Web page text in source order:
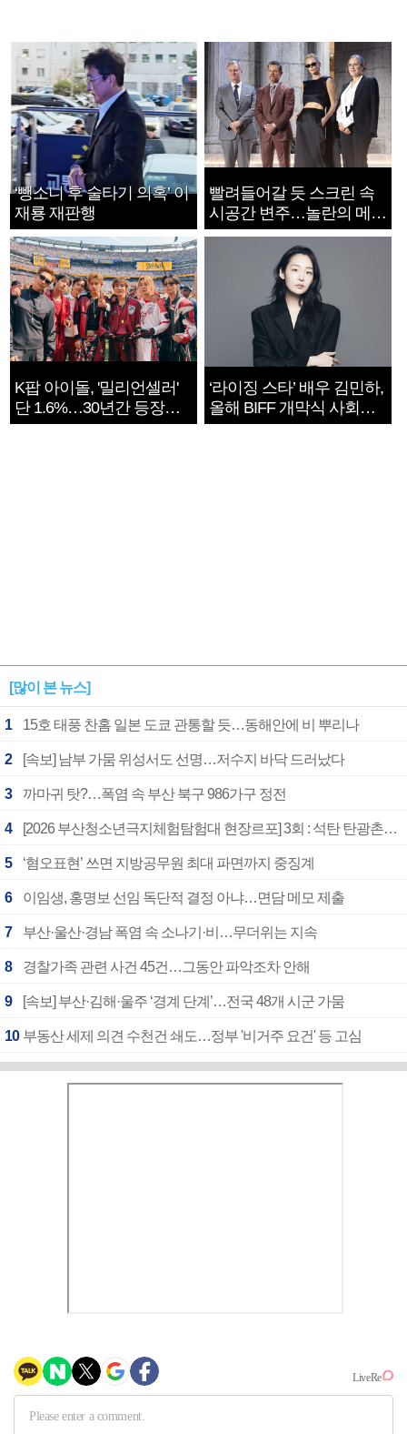
‘뺑소니 후 술타기 의혹’ 이
재룡 재판행
빨려들어갈 듯 스크린 속
시공간 변주…놀란의 메시
지는 ‘전쟁 속죄’
K팝 아이돌, '밀리언셀러'
단 1.6%…30년간 등장
1182개팀 전수조사
‘라이징 스타’ 배우 김민하,
올해 BIFF 개막식 사회자
확정
[많이 본 뉴스]
1 15호 태풍 찬홈 일본 도쿄 관통할 듯…동해안에 비 뿌리나
2 [속보] 남부 가뭄 위성서도 선명…저수지 바닥 드러났다
3 까마귀 탓?…폭염 속 부산 북구 986가구 정전
4 [2026 부산청소년극지체험탐험대 현장르포] 3회 : 석탄 탄광촌에서 북극 연구의 중심지로
5 ‘혐오표현’ 쓰면 지방공무원 최대 파면까지 중징계
6 이임생, 홍명보 선임 독단적 결정 아냐…면담 메모 제출
7 부산·울산·경남 폭염 속 소나기·비…무더위는 지속
8 경찰가족 관련 사건 45건…그동안 파악조차 안해
9 [속보] 부산·김해·울주 ‘경계 단계’…전국 48개 시군 가뭄
10 부동산 세제 의견 수천건 쇄도…정부 '비거주 요건' 등 고심